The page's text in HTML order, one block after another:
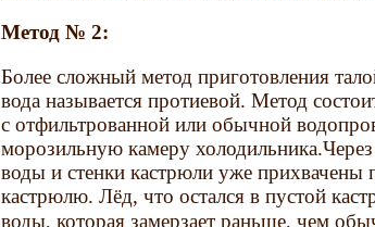
Метод № 2:
Более сложный метод приготовления
вода называется протиевой. Метод
с отфильтрованной или обычной
морозильную камеру
воды и стенки кастрюли уже
кастрюлю. Лёд, что остался в пустой
воды, которая замерзает раньше, чем